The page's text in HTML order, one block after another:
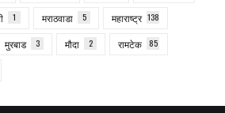
1 मराठवाडा 5 महाराष्ट्र 138
मुरबाड 3 मौदा 2 रामटेक 85